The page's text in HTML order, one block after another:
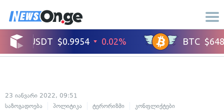
23 იანვარი 2022, 09:51
საზოგადოება
პოლიტიკა ტერორიზმი კონფლიქტები